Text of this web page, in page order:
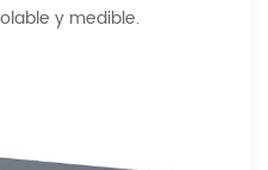
y medible.